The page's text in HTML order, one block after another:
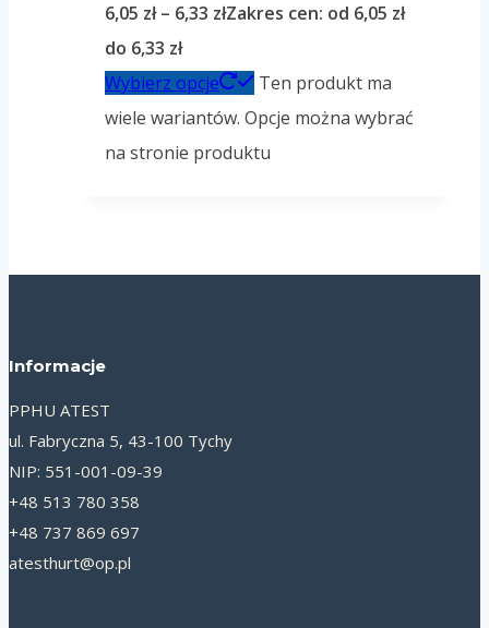
6,05 zł – 6,33 złZakres cen: od 6,05 zł
do 6,33 zł
Wybierz opcje
Ten produkt ma
wiele wariantów. Opcje można wybrać
na stronie produktu
Informacje
PPHU ATEST
ul. Fabryczna 5, 43-100 Tychy
NIP: 551-001-09-39
+48 513 780 358
+48 737 869 697
atesthurt@op.pl